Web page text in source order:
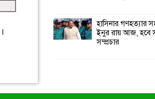
হাসিনার গণহত্যার
ইনুর রায় আজ, হবে
সম্প্রচার